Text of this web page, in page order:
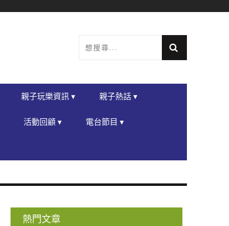
親子玩樂資訊 ▾ 親子熱話 ▾
活動回顧 ▾ 電台節目 ▾
熱門文章